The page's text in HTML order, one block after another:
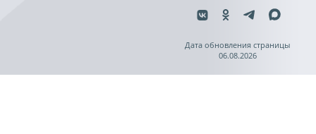
Дата обновления страницы
06.08.2026